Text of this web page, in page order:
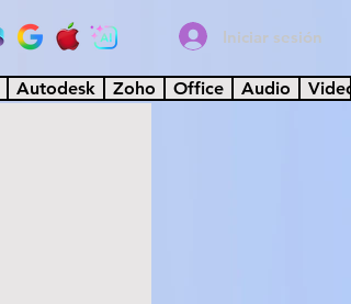
Iniciar sesión
Autodesk Zoho Office Audio